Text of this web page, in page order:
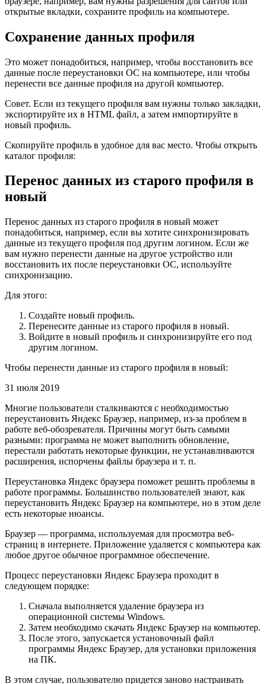
открытые вкладки, сохраните профиль на компьютере.
Сохранение данных профиля
Это может понадобиться, например, чтобы восстановить все
данные после переустановки ОС на компьютере, или чтобы
перенести все данные профиля на другой компьютер.
Совет. Если из текущего профиля вам нужны только закладки,
экспортируйте их в HTML файл, а затем импортируйте в
новый профиль.
Скопируйте профиль в удобное для вас место. Чтобы открыть
каталог профиля:
Перенос данных из старого профиля в
новый
Перенос данных из старого профиля в новый может
понадобиться, например, если вы хотите синхронизировать
данные из текущего профиля под другим логином. Если же
вам нужно перенести данные на другое устройство или
восстановить их после переустановки ОС, используйте
синхронизацию.
Для этого:
Создайте новый профиль.
Перенесите данные из старого профиля в новый.
Войдите в новый профиль и синхронизируйте его под
другим логином.
Чтобы перенести данные из старого профиля в новый:
31 июля 2019
Многие пользователи сталкиваются с необходимостью
переустановить Яндекс Браузер, например, из-за проблем в
работе веб-обозревателя. Причины могут быть самыми
разными: программа не может выполнить обновление,
перестали работать некоторые функции, не устанавливаются
расширения, испорчены файлы браузера и т. п.
Переустановка Яндекс браузера поможет решить проблемы в
работе программы. Большинство пользователей знают, как
переустановить Яндекс Браузер на компьютере, но в этом деле
есть некоторые нюансы.
Браузер — программа, используемая для просмотра веб-
страниц в интернете. Приложение удаляется с компьютера как
любое другое обычное программное обеспечение.
Процесс переустановки Яндекс Браузера проходит в
следующем порядке:
Сначала выполняется удаление браузера из
операционной системы Windows.
Затем необходимо скачать Яндекс Браузер на компьютер.
После этого, запускается установочный файл
программы Яндекс Браузер, для установки приложения
на ПК.
В этом случае, пользователю придется заново настраивать